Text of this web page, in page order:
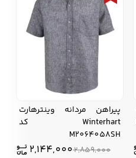
پیراهن مردانه وینترهارت
Winterhart کد
M2064058SH
2,859,000
2,144,000